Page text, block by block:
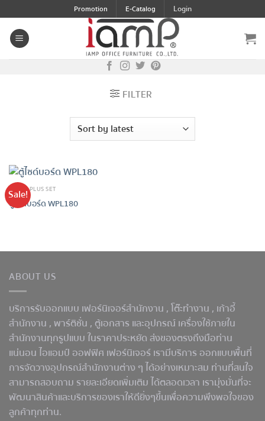
to
content
Promotion E-Catalog Login
FILTER
Sale!
WHITE PLUS SET
ตู้ไซด์บอร์ด WPL180
ABOUT US
บริการรับออกแบบ เฟอร์นิเจอร์สำนักงาน ,โต๊ะทำงาน , เก้าอี้
สำนักงาน , พาร์ติชั่น , ตู้เอกสาร และอุปกรณ์ เครื่องใช้ภายใน
สำนักงานทุกรูปแบบ ในราคาประหยัด ส่งของตรงถึงมือท่าน
แน่นอน ไอแอมป์ ออฟฟิศ เฟอร์นิเจอร์ เรามีบริการ ออกแบบพื้นที่
การจัดวางอุปกรณ์สำนักงานต่าง ๆ ได้อย่างเหมาะสม ท่านที่สนใจ
สามารถสอบถาม รายละเอียดเพิ่มเติม ได้ตลอดเวลา เรามุ่งมั่นที่จะ
พัฒนาสินค้าและบริการของเราให้ดียิ่งๆขึ้นเพื่อความพึงพอใจของ
ลูกค้าทุกท่าน.